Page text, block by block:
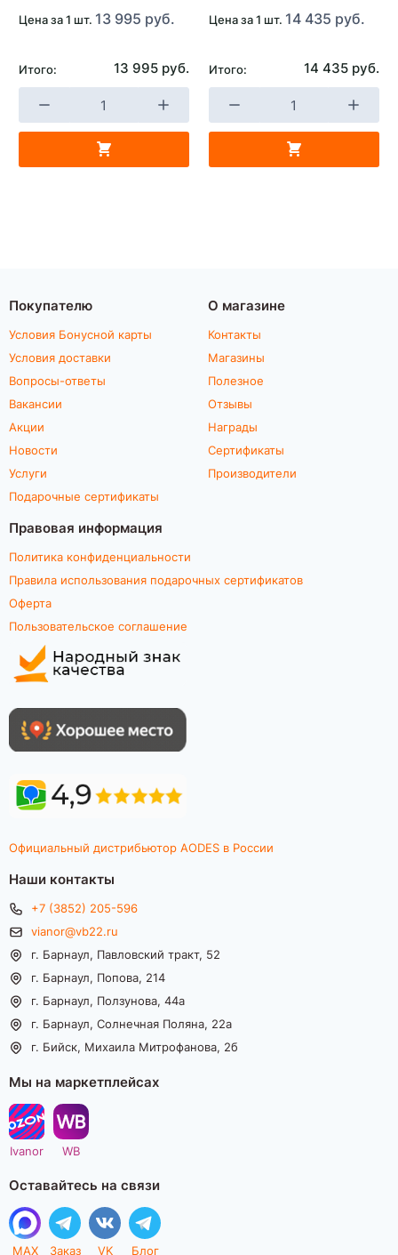
Цена за 1 шт. 13 995 руб.
Итого: 13 995 руб.
Цена за 1 шт. 14 435 руб.
Итого: 14 435 руб.
Покупателю
Условия Бонусной карты
Условия доставки
Вопросы-ответы
Вакансии
Акции
Новости
Услуги
Подарочные сертификаты
О магазине
Контакты
Магазины
Полезное
Отзывы
Награды
Сертификаты
Производители
Правовая информация
Политика конфиденциальности
Правила использования подарочных сертификатов
Оферта
Пользовательское соглашение
Официальный дистрибьютор AODES в России
Наши контакты
+7 (3852) 205-596
vianor@vb22.ru
г. Барнаул, Павловский тракт, 52
г. Барнаул, Попова, 214
г. Барнаул, Ползунова, 44а
г. Барнаул, Солнечная Поляна, 22а
г. Бийск, Михаила Митрофанова, 2б
Мы на маркетплейсах
Ivanor WB
Оставайтесь на связи
MAX Заказ VK Блог